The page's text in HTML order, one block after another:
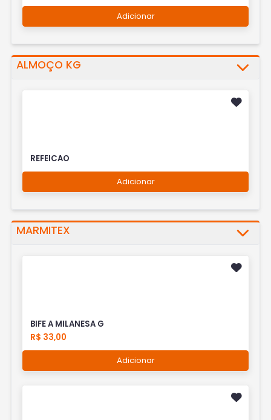
Adicionar
ALMOÇO KG
REFEICAO
Adicionar
MARMITEX
BIFE A MILANESA G
R$ 33,00
Adicionar